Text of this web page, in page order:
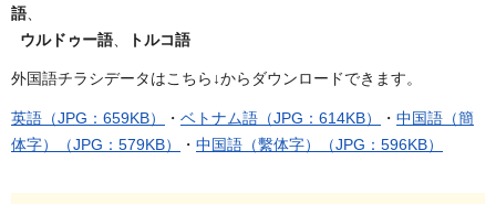
語
ウルドゥー語
トルコ語
外国語チラシデータはこちら↓からダウンロードできます。
英語（JPG：659KB） ・ ベトナム語（JPG：614KB） ・ 中国語（簡
体字）（JPG：579KB）
・ 中国語（繫体字）（JPG：596KB）